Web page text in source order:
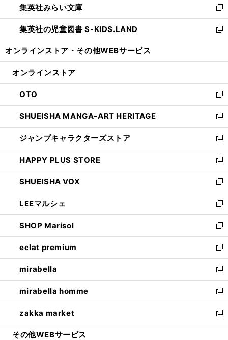
く
で
開
く
ド
ウ
で
ィ
ン
ド
開
集英社みらい文庫
新
し
い
ン
ウ
で
開
く
集英社の児童図書 S-KIDS.LAND
新
ウ
ン
ド
ウ
で
開
く
オンラインストア・ その他WEBサービス
オンラインストア
OTO
新
し
い
ウ
ィ
ン
ド
ウ
で
開
く
SHUEISHA MANGA-ART HERITAGE
新
し
い
ウ
ィ
ン
ド
ウ
で
開
く
ジャンプキャラクターズストア
新
し
い
ウ
ィ
ン
ド
ウ
で
開
く
HAPPY PLUS STORE
新
し
い
ウ
ィ
ン
ド
ウ
で
開
く
SHUEISHA VOX
新
し
い
ウ
ィ
ン
ド
ウ
で
開
く
LEEマルシェ
新
し
い
ウ
ィ
ン
ド
ウ
で
開
く
SHOP Marisol
新
し
い
ウ
ィ
ン
ド
ウ
で
開
eclat premium
新
し
い
ウ
ィ
ン
ド
ウ
mirabella
新
し
い
ウ
ィ
ン
mirabella homme
新
し
い
ウ
zakka market
新
し
その他WEBサービス